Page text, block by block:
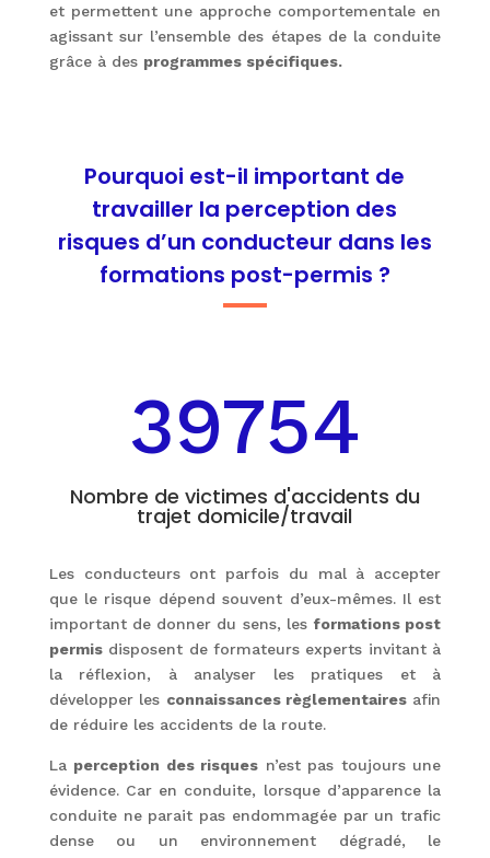
et permettent une approche comportementale en
agissant sur l’ensemble des étapes de la conduite
grâce à des programmes spécifiques.
Pourquoi est-il important de
travailler la perception des
risques d’un conducteur dans les
formations post-permis ?
39754
Nombre de victimes d'accidents du
trajet domicile/travail
Les conducteurs ont parfois du mal à accepter
que le risque dépend souvent d’eux-mêmes. Il est
important de donner du sens, les formations post
permisdisposent de formateurs experts invitant à
la réflexion, à analyser les pratiques et à
développer les connaissances règlementairesafin
de réduire les accidents de la route.
La perception des risques n’est pas toujours une
évidence. Car en conduite, lorsque d’apparence la
conduite ne parait pas endommagée par un trafic
dense ou un environnement dégradé, le